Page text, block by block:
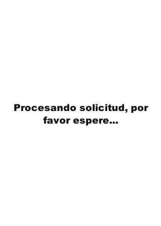
Procesando solicitud, por
favor espere...